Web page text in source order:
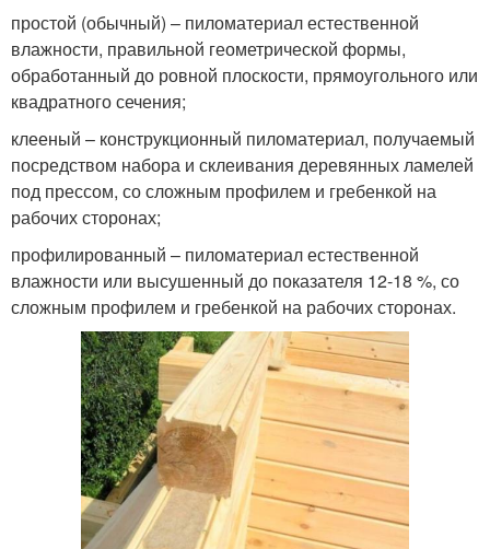
простой (обычный) – пиломатериал естественной
влажности, правильной геометрической формы,
обработанный до ровной плоскости, прямоугольного или
квадратного сечения;
клееный – конструкционный пиломатериал, получаемый
посредством набора и склеивания деревянных ламелей
под прессом, со сложным профилем и гребенкой на
рабочих сторонах;
профилированный – пиломатериал естественной
влажности или высушенный до показателя 12-18 %, со
сложным профилем и гребенкой на рабочих сторонах.